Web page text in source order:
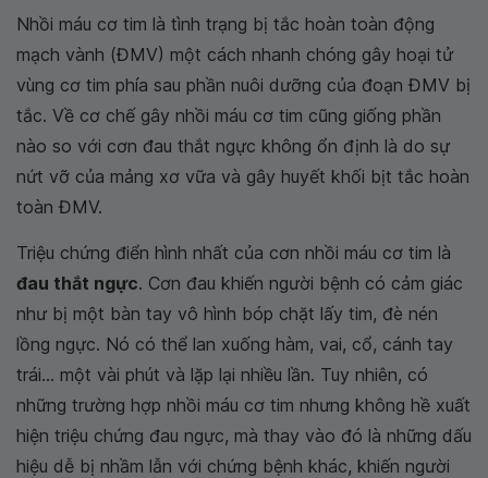
Nhồi máu cơ tim là tình trạng bị tắc hoàn toàn động
mạch vành (ĐMV) một cách nhanh chóng gây hoại tử
vùng cơ tim phía sau phần nuôi dưỡng của đoạn ĐMV bị
tắc. Về cơ chế gây nhồi máu cơ tim cũng giống phần
nào so với cơn đau thắt ngực không ổn định là do sự
nứt vỡ của mảng xơ vữa và gây huyết khối bịt tắc hoàn
toàn ĐMV.
Triệu chứng điển hình nhất của cơn nhồi máu cơ tim là
đau thắt ngực. Cơn đau khiến người bệnh có cảm giác
như bị một bàn tay vô hình bóp chặt lấy tim, đè nén
lồng ngực. Nó có thể lan xuống hàm, vai, cổ, cánh tay
trái... một vài phút và lặp lại nhiều lần. Tuy nhiên, có
những trường hợp nhồi máu cơ tim nhưng không hề xuất
hiện triệu chứng đau ngực, mà thay vào đó là những dấu
hiệu dễ bị nhầm lẫn với chứng bệnh khác, khiến người